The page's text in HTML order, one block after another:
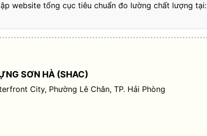
website tổng cục tiêu chuẩn đo lường chất lượng tại:
SƠN HÀ (SHAC)
City, Phường Lê Chân, TP. Hải Phòng